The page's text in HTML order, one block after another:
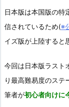
日本版は本国版の特
信されているため(※
イズ版が上陸すると
今回は日本版ラスト
り最高難易度のステ
筆者が初心者向けに